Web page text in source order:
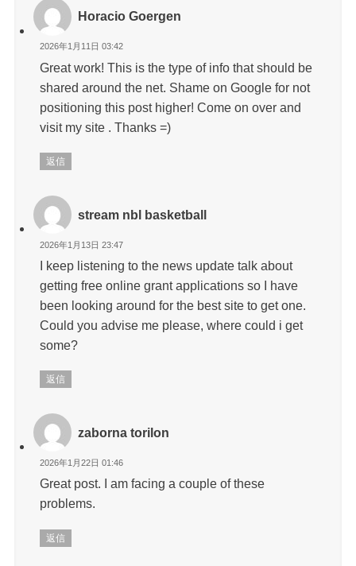
Horacio Goergen
2026年1月11日 03:42
Great work! This is the type of info that should be
shared around the net. Shame on Google for not
positioning this post higher! Come on over and
visit my site . Thanks =)
返信
stream nbl basketball
2026年1月13日 23:47
I keep listening to the news update talk about
getting free online grant applications so I have
been looking around for the best site to get one.
Could you advise me please, where could i get
some?
返信
zaborna torilon
2026年1月22日 01:46
Great post. I am facing a couple of these
problems.
返信